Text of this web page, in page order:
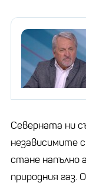
Северната ни
независимите
стане напълно
природния газ.